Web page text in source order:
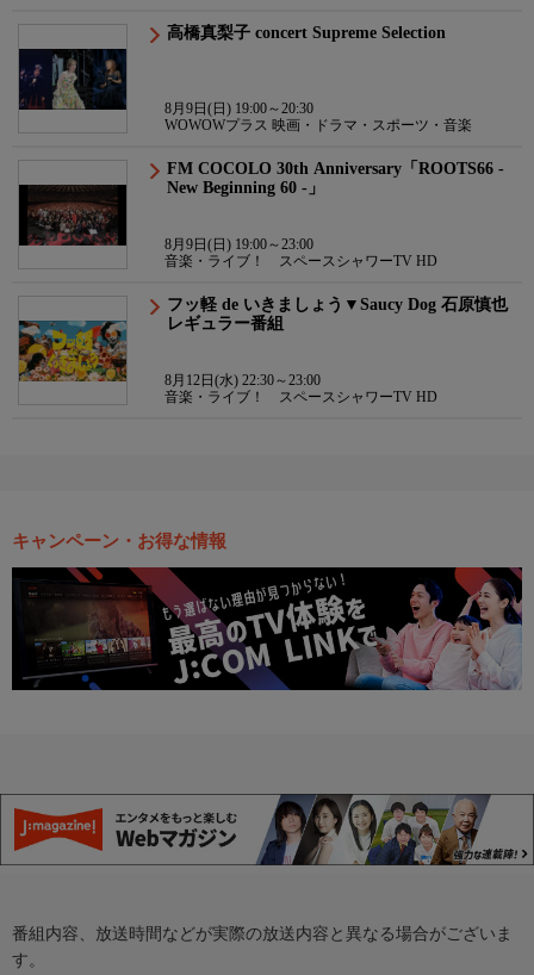
高橋真梨子 concert Supreme Selection
8月9日(日) 19:00～20:30
WOWOWプラス 映画・ドラマ・スポーツ・音楽
FM COCOLO 30th Anniversary「ROOTS66 -
New Beginning 60 -」
8月9日(日) 19:00～23:00
音楽・ライブ！ スペースシャワーTV HD
フッ軽 de いきましょう▼Saucy Dog 石原慎也
レギュラー番組
8月12日(水) 22:30～23:00
音楽・ライブ！ スペースシャワーTV HD
キャンペーン・お得な情報
番組内容、放送時間などが実際の放送内容と異なる場合がございま
す。